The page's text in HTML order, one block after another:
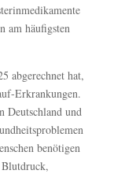
am häufigsten
abgerechnet hat,
Erkrankungen.
Deutschland und
benötigen
Blutdruck,